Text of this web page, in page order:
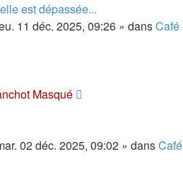
est dépassée...
11 déc. 2025, 09:26 » dansCafé
Masqué
02 déc. 2025, 09:02 » dansCafé